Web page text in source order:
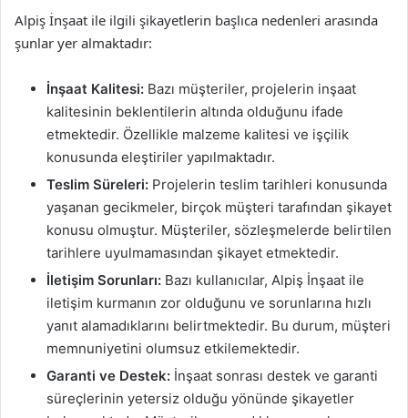
Alpiş İnşaat ile ilgili şikayetlerin başlıca nedenleri arasında
şunlar yer almaktadır:
İnşaat Kalitesi: Bazı müşteriler, projelerin inşaat
kalitesinin beklentilerin altında olduğunu ifade
etmektedir. Özellikle malzeme kalitesi ve işçilik
konusunda eleştiriler yapılmaktadır.
Teslim Süreleri: Projelerin teslim tarihleri konusunda
yaşanan gecikmeler, birçok müşteri tarafından şikayet
konusu olmuştur. Müşteriler, sözleşmelerde belirtilen
tarihlere uyulmamasından şikayet etmektedir.
İletişim Sorunları: Bazı kullanıcılar, Alpiş İnşaat ile
iletişim kurmanın zor olduğunu ve sorunlarına hızlı
yanıt alamadıklarını belirtmektedir. Bu durum, müşteri
memnuniyetini olumsuz etkilemektedir.
Garanti ve Destek: İnşaat sonrası destek ve garanti
süreçlerinin yetersiz olduğu yönünde şikayetler